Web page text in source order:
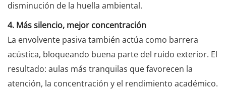
disminución de la huella ambiental.
4. Más silencio, mejor concentración
La envolvente pasiva también actúa como barrera
acústica, bloqueando buena parte del ruido exterior. El
resultado: aulas más tranquilas que favorecen la
atención, la concentración y el rendimiento académico.